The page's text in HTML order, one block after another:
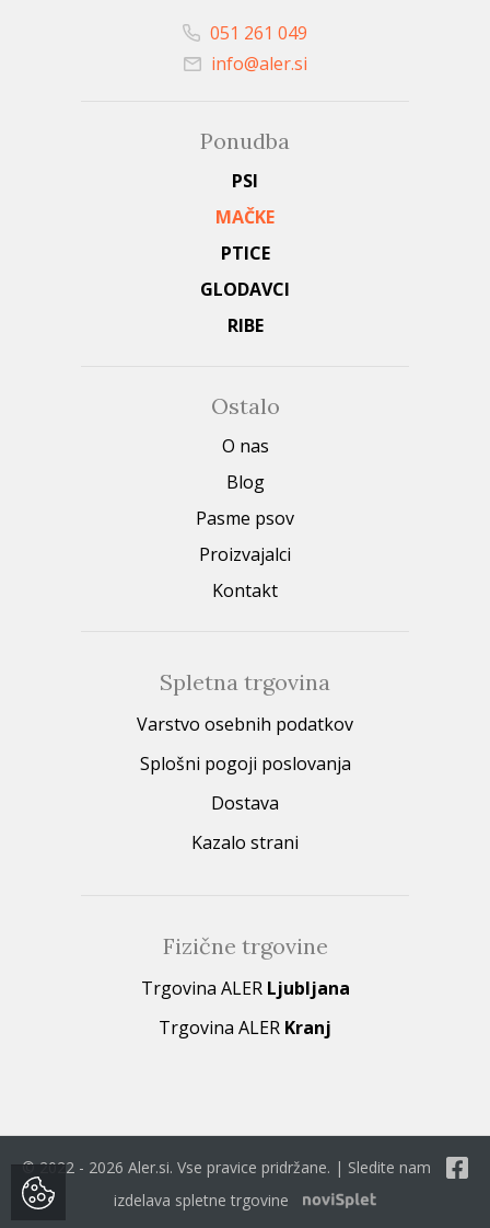
051 261 049
info@aler.si
Ponudba
PSI
MAČKE
PTICE
GLODAVCI
RIBE
Ostalo
O nas
Blog
Pasme psov
Proizvajalci
Kontakt
Spletna trgovina
Varstvo osebnih podatkov
Splošni pogoji poslovanja
Dostava
Kazalo strani
Fizične trgovine
Trgovina ALER Ljubljana
Trgovina ALER Kranj
© 2022 - 2026 Aler.si. Vse pravice pridržane. | Sledite nam
izdelava spletne trgovine